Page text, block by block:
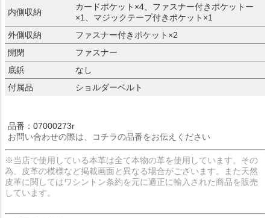
内側収納
カードポケット×4、ファスナー付きポケットー
×1、マジックテープ付きポケット×1
外側収納
ファスナー付きポケット×2
開閉
ファスナー
底鋲
なし
付属品
ショルダーベルト
品番：07000273r
お問い合わせの際は、コチラの品番をお伝えください
※当店で使用している本革は全て本物の革を使用しています。その
為、皮革の模様など掲載画面と異なる場合がございます。また天然
皮革に関してはワシントン条約を元に適正に輸入された商品を販売
しています。